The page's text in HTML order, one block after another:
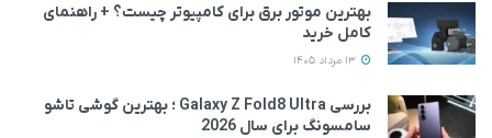
بهترین موتور برق برای کامپیوتر چیست؟ + راهنمای
کامل خرید
بررسی Galaxy Z Fold8 Ultra ؛ بهترین گوشی تاشو
سامسونگ برای سال 2026